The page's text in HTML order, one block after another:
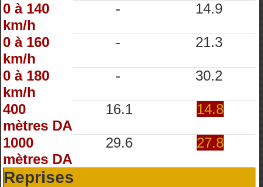
0 à 140
km/h
- 14.9
0 à 160
km/h
- 21.3
0 à 180
km/h
- 30.2
400
mètres DA
16.1 14.8
1000
mètres DA
29.6 27.8
Reprises